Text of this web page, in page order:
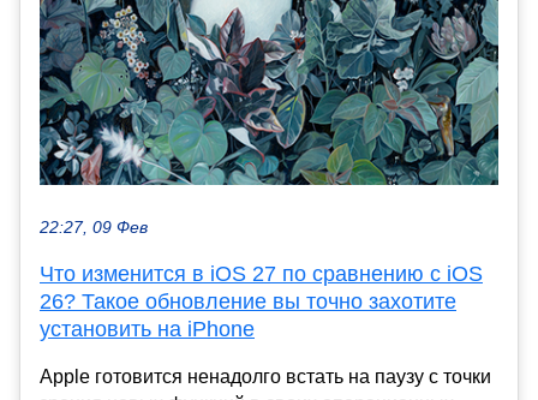
22:27, 09 Фев
Что изменится в iOS 27 по сравнению с iOS
26? Такое обновление вы точно захотите
установить на iPhone
Apple готовится ненадолго встать на паузу с точки